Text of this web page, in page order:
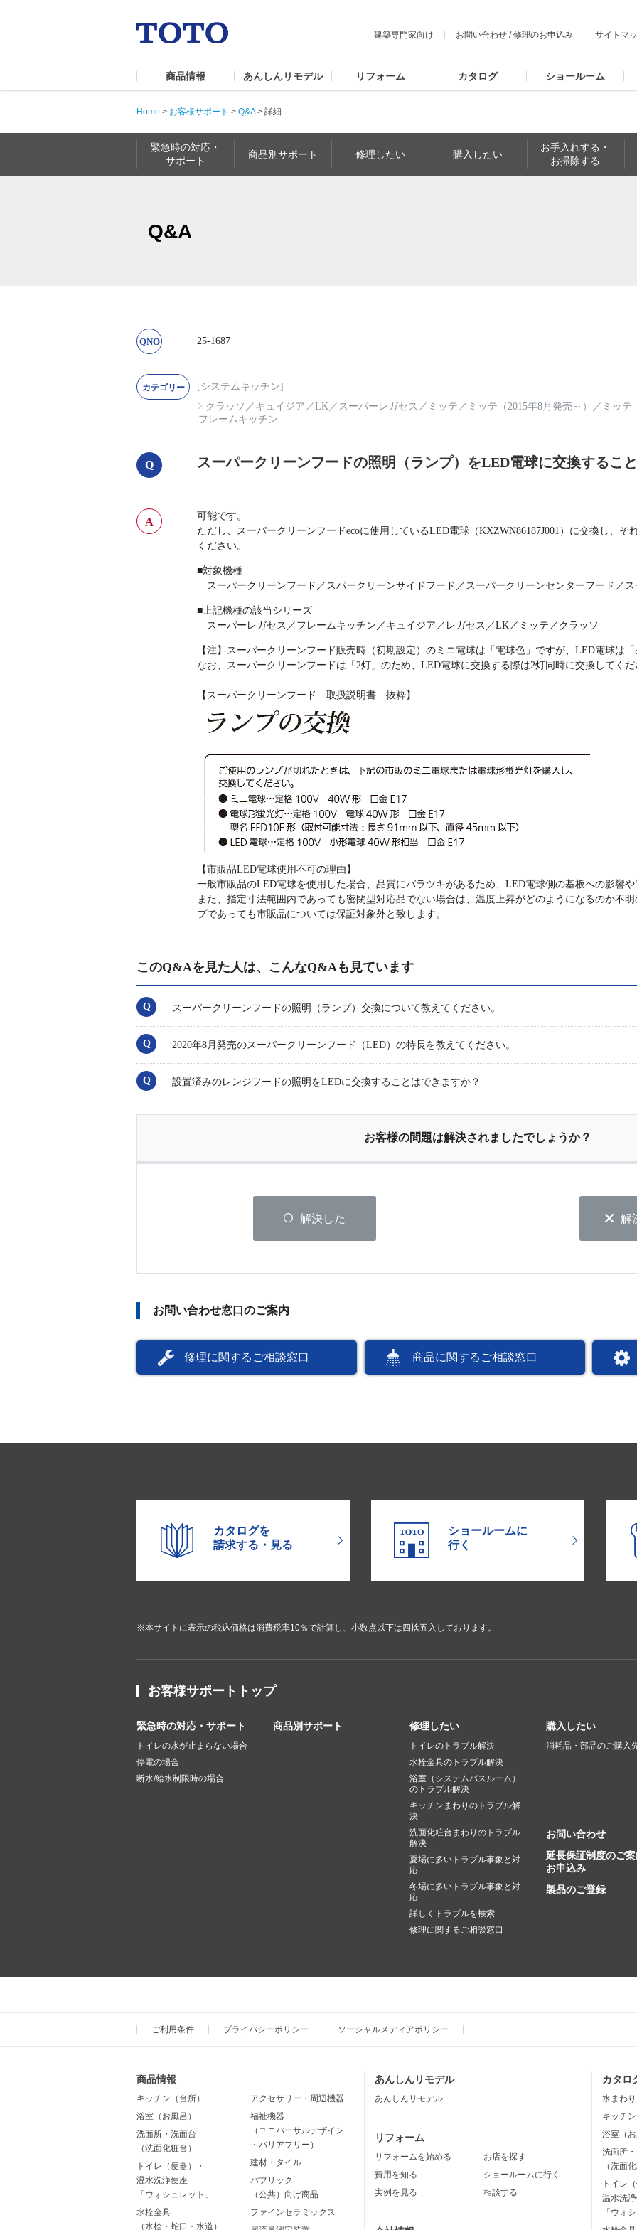
建築専門家向け お問い合わせ /修理のお申込み サイトマ
商品情報 あんしんリモデル リフォーム カタログ ショールーム
Home > お客様サポート > Q&A> 詳細
緊急時の対応・
サポート
商品別サポート 修理したい 購入したい
お手入れする・
お掃除する
Q&A
25-1687
[システムキッチン]
クラッソ ／ キュイジア ／LK／ スーパーレガセス ／ ミッテ ／ ミッテ（2015年8月発売～） ／ ミッテ
フレームキッチン
スーパークリーンフードの照明（ランプ）をLED電球に交換するこ
可能です。
ただし、スーパークリーンフードecoに使用しているLED電球（KXZWN86187J001）に交換し、
ください。
■対象機種
スーパークリーンフード／スパークリーンサイドフード／スーパークリーンセンターフード／
■上記機種の該当シリーズ
スーパーレガセス／フレームキッチン／キュイジア／レガセス／LK／ミッテ／クラッソ
【注】スーパークリーンフード販売時（初期設定）のミニ電球は「電球色」ですが、LED電球は
なお、スーパークリーンフードは「2灯」のため、LED電球に交換する際は2灯同時に交換してく
【スーパークリーンフード 取扱説明書 抜粋】
【市販品LED電球使用不可の理由】
一般市販品のLED電球を使用した場合、品質にバラツキがあるため、LED電球側の基板への影響
また、指定寸法範囲内であっても密閉型対応品でない場合は、温度上昇がどのようになるのか不
プであっても市販品については保証対象外と致します。
このQ&Aを見た人は、こんなQ&Aも見ています
スーパークリーンフードの照明（ランプ）交換について教えてください。
2020年8月発売のスーパークリーンフード（LED）の特長を教えてください。
設置済みのレンジフードの照明をLEDに交換することはできますか？
お客様の問題は解決されましたでしょうか？
解決した 解
お問い合わせ窓口のご案内
修理に関するご相談窓口 商品に関するご相談窓口
カタログを
請求する・見る
ショールームに
行く
※本サイトに表示の税込価格は消費税率10％で計算し、小数点以下は四捨五入しております。
お客様サポートトップ
緊急時の対応・サポート
トイレの水が止まらない場合
停電の場合
断水/給水制限時の場合
商品別サポート 修理したい
トイレのトラブル解決
水栓金具のトラブル解決
浴室（システムバスルーム）
のトラブル解決
キッチンまわりのトラブル解
決
洗面化粧台まわりのトラブル
解決
夏場に多いトラブル事象と対
応
冬場に多いトラブル事象と対
応
詳しくトラブルを検索
修理に関するご相談窓口
購入したい
消耗品・部品のご購入
お問い合わせ
延長保証制度のご
お申込み
製品のご登録
ご利用条件 プライバシーポリシー ソーシャルメディアポリシー
商品情報
キッチン（台所）
浴室（お風呂）
洗面所・洗面台
（洗面化粧台）
トイレ（便器）・
温水洗浄便座
「ウォシュレット」
水栓金具
（水栓・蛇口・水道）
アクセサリー・周辺機器
福祉機器
（ユニバーサルデザイン
・バリアフリー）
建材・タイル
パブリック
（公共）向け商品
ファインセラミックス
あんしんリモデル
あんしんリモデル
リフォーム
リフォームを始める
費用を知る
実例を見る
お店を探す
ショールームに行く
相談する
カタロ
水まわ
キッチ
浴室（
洗面所
（洗面
トイレ
温水洗
「ウォ